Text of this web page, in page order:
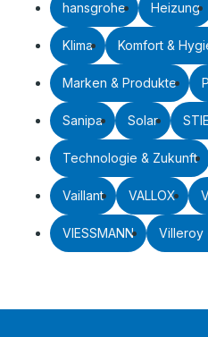
hansgrohe Heizung
Klima Komfort &
Marken & Produkte
Sanipa Solar
Technologie & Zukunft
Vaillant VALLOX
VIESSMANN Villeroy